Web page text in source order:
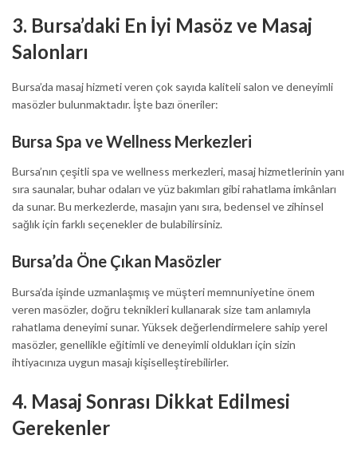
3. Bursa’daki En İyi Masöz ve Masaj
Salonları
Bursa’da masaj hizmeti veren çok sayıda kaliteli salon ve deneyimli
masözler bulunmaktadır. İşte bazı öneriler:
Bursa Spa ve Wellness Merkezleri
Bursa’nın çeşitli spa ve wellness merkezleri, masaj hizmetlerinin yanı
sıra saunalar, buhar odaları ve yüz bakımları gibi rahatlama imkânları
da sunar. Bu merkezlerde, masajın yanı sıra, bedensel ve zihinsel
sağlık için farklı seçenekler de bulabilirsiniz.
Bursa’da Öne Çıkan Masözler
Bursa’da işinde uzmanlaşmış ve müşteri memnuniyetine önem
veren masözler, doğru teknikleri kullanarak size tam anlamıyla
rahatlama deneyimi sunar. Yüksek değerlendirmelere sahip yerel
masözler, genellikle eğitimli ve deneyimli oldukları için sizin
ihtiyacınıza uygun masajı kişiselleştirebilirler.
4. Masaj Sonrası Dikkat Edilmesi
Gerekenler